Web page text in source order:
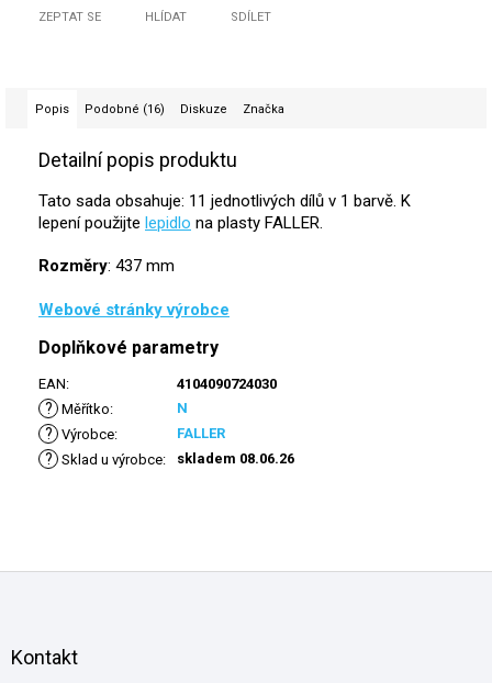
ZEPTAT SE HLÍDAT SDÍLET
Popis Podobné (16) Diskuze Značka
Detailní popis produktu
Tato sada obsahuje: 11 jednotlivých dílů v 1 barvě. K
lepení použijte lepidlo na plasty FALLER.
Rozměry: 437 mm
Webové stránky výrobce
Doplňkové parametry
EAN: 4104090724030
? Měřítko: N
? Výrobce: FALLER
? Sklad u výrobce: skladem 08.06.26
Kontakt